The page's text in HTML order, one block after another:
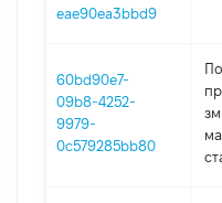
eae90ea3bbd9
60bd90e7-
09b8-4252-
9979-
0c579285bb80